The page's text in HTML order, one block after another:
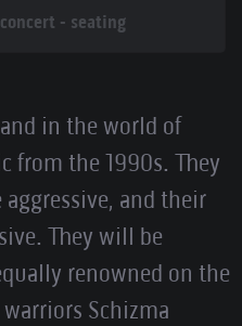
- seating
in the world of
from the 1990s. They
and their
They will be
renowned on the
Schizma